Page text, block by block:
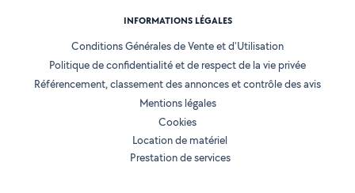
INFORMATIONS LÉGALES
Conditions Générales de Vente et d'Utilisation
Politique de confidentialité et de respect de la vie privée
Référencement, classement des annonces et contrôle des avis
Mentions légales
Cookies
Location de matériel
Prestation de services